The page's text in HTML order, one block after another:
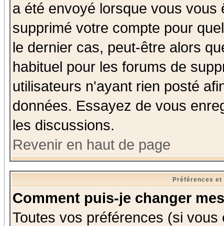
a été envoyé lorsque vous
supprimé votre compte pour
le dernier cas, peut-être alors
habituel pour les forums de
utilisateurs n'ayant rien posté
données. Essayez de vous
les discussions.
Revenir en haut de page
Préférences
Comment puis-je changer
Toutes vos préférences (si